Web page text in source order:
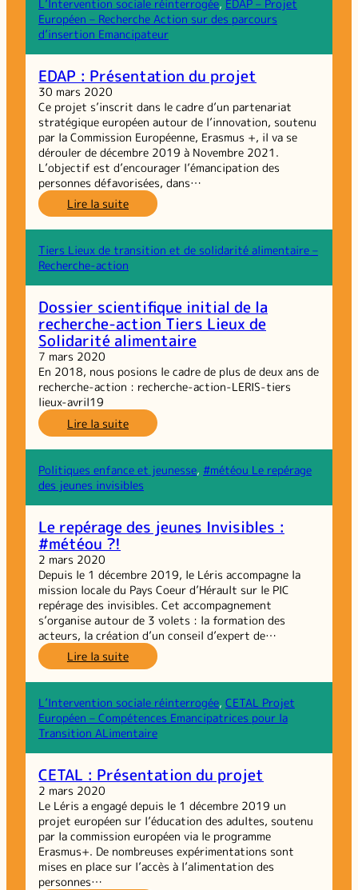
2e
GRP
coopérations
L’Intervention sociale réinterrogée, EDAP – Projet
Européen – Recherche Action sur des parcours
d’insertion Emancipateur
EDAP : Présentation du projet
30 mars 2020
Ce projet s’inscrit dans le cadre d’un partenariat
stratégique européen autour de l’innovation, soutenu
par la Commission Européenne, Erasmus +, il va se
dérouler de décembre 2019 à Novembre 2021.
L’objectif est d’encourager l’émancipation des
personnes défavorisées, dans…
Lire la suite:
EDAP :
Présentation
du
Tiers Lieux de transition et de solidarité alimentaire –
Recherche-action
Dossier scientifique initial de la
recherche-action Tiers Lieux de
Solidarité alimentaire
7 mars 2020
En 2018, nous posions le cadre de plus de deux ans de
recherche-action : recherche-action-LERIS-tiers
lieux-avril19
Lire la suite:
Dossier
scientifique
initial
de
action
de
Solidarité
alimentaire
Politiques enfance et jeunesse, #météou Le repérage
des jeunes invisibles
Le repérage des jeunes Invisibles :
#météou ?!
2 mars 2020
Depuis le 1 décembre 2019, le Léris accompagne la
mission locale du Pays Coeur d’Hérault sur le PIC
repérage des invisibles. Cet accompagnement
s’organise autour de 3 volets : la formation des
acteurs, la création d’un conseil d’expert de…
Lire la suite:
Le
repérage
des
jeunes
Invisibles :
L’Intervention sociale réinterrogée, CETAL Projet
Européen – Compétences Emancipatrices pour la
Transition ALimentaire
CETAL : Présentation du projet
2 mars 2020
Le Léris a engagé depuis le 1 décembre 2019 un
projet européen sur l’éducation des adultes, soutenu
par la commission européen via le programme
Erasmus+. De nombreuses expérimentations sont
mises en place sur l’accès à l’alimentation des
personnes…